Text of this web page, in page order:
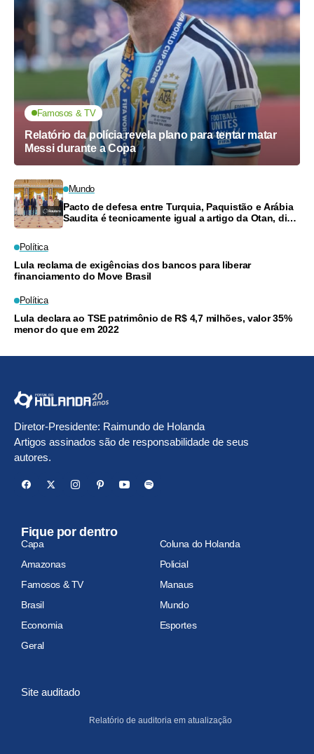
Famosos & TV
Relatório da polícia revela plano para tentar matar
Messi durante a Copa
Mundo
Pacto de defesa entre Turquia, Paquistão e Arábia
Saudita é tecnicamente igual a artigo da Otan, diz
Política
Lula reclama de exigências dos bancos para liberar
financiamento do Move Brasil
Política
Lula declara ao TSE patrimônio de R$ 4,7 milhões, valor 35%
menor do que em 2022
Diretor-Presidente: Raimundo de Holanda
Artigos assinados são de responsabilidade de seus
autores.
Fique por dentro
Capa
Coluna do Holanda
Amazonas
Policial
Famosos & TV
Manaus
Brasil
Mundo
Economia
Esportes
Geral
Site auditado
Relatório de auditoria em atualização